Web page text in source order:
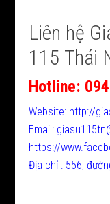
Liên hệ
115 Thái
Hotline:
Website: http://
Email:
https://
Địa chỉ : 556,